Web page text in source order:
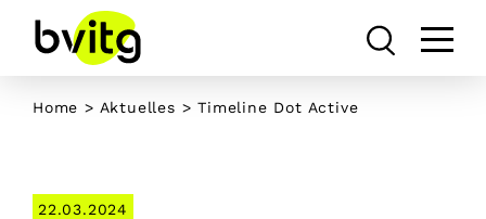
content
Home > Aktuelles > Timeline Dot Active
22.03.2024